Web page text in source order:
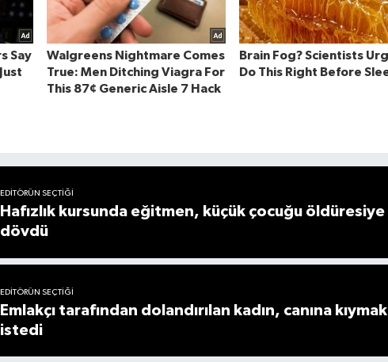
EDITÖRÜN SEÇTIĞI
Hafızlık kursunda eğitmen, küçük çocuğu öldüresiye
dövdü
EDITÖRÜN SEÇTIĞI
Emlakçı tarafından dolandırılan kadın, canına kıymak
istedi